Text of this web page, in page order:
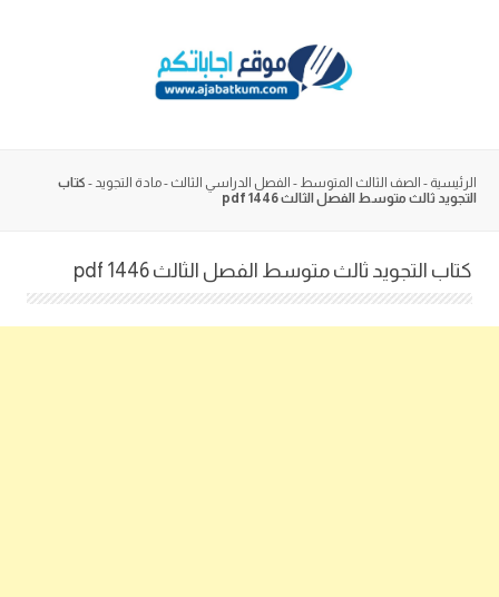
الرئيسية - الصف الثالث المتوسط - الفصل الدراسي الثالث -مادة التجويد - كتاب
التجويد ثالث متوسط الفصل الثالث 1446 pdf
كتاب التجويد ثالث متوسط الفصل الثالث 1446 pdf